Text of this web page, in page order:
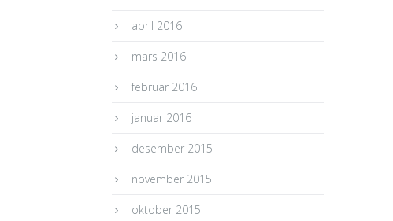
april 2016
mars 2016
februar 2016
januar 2016
desember 2015
november 2015
oktober 2015